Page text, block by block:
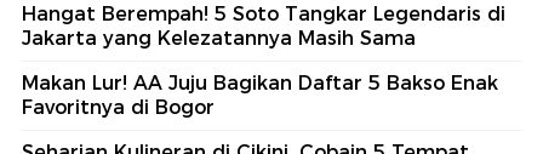
Hangat Berempah! 5 Soto Tangkar Legendaris di
Jakarta yang Kelezatannya Masih Sama
Makan Lur! AA Juju Bagikan Daftar 5 Bakso Enak
Favoritnya di Bogor